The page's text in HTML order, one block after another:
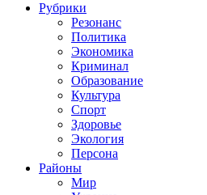
Рубрики
Резонанс
Политика
Экономика
Криминал
Образование
Культура
Спорт
Здоровье
Экология
Персона
Районы
Мир